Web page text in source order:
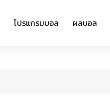
โปรแกรมบอล ผลบอล